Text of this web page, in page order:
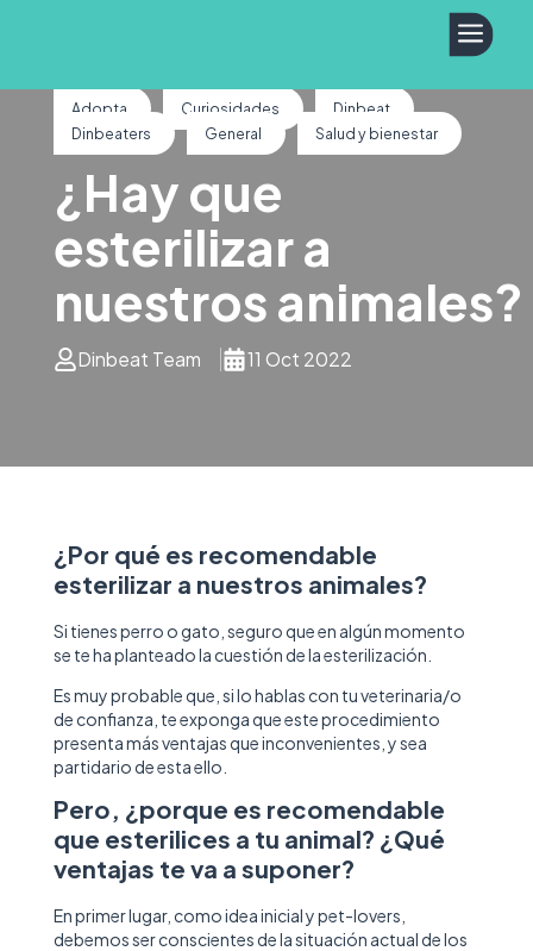
a
Adopta Curiosidades
Dinbeat
Dinbeaters
General Salud y bienestar
¿Hay que
esterilizar a
nuestros animales?
Dinbeat Team 11 Oct 2022
¿Por qué es recomendable
esterilizar a nuestros animales?
Si tienes perro o gato, seguro que en algún momento
se te ha planteado la cuestión de la esterilización.
Es muy probable que, si lo hablas con tu veterinaria/o
de confianza, te exponga que este procedimiento
presenta más ventajas que inconvenientes, y sea
partidario de esta ello.
Pero, ¿porque es recomendable
que esterilices a tu animal? ¿Qué
ventajas te va a suponer?
En primer lugar, como idea inicial y pet-lovers,
debemos ser conscientes de la situación actual de los